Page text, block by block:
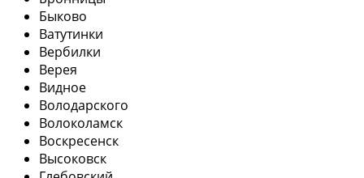
Быково
Ватутинки
Вербилки
Верея
Видное
Володарского
Волоколамск
Воскресенск
Высоковск